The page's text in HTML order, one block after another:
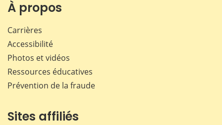
À propos
Carrières
Accessibilité
Photos et vidéos
Ressources éducatives
Prévention de la fraude
Sites affiliés